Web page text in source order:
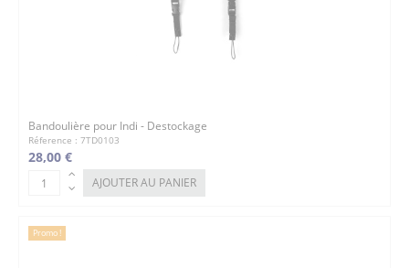
Bandoulière pour Indi - Destockage
Réference : 7TD0103
28,00 €
AJOUTER AU PANIER
Promo !